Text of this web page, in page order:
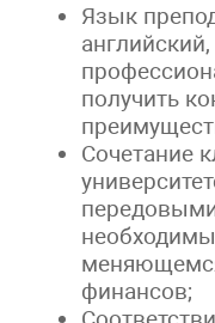
Язык
получить
Сочетание
финансов;